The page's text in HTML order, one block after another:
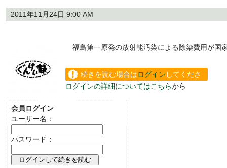
2011年11月24日 9:00 AM
福島第一原発の放射能汚染による除染費用が国
続きを読む場合はログイン してくださ
い。
ログインの詳細についてはこちらから
会員ログイン
ユーザー名：
パスワード：